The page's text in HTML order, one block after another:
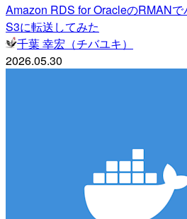
Amazon RDS for OracleのRMAN
S3に転送してみた
千葉 幸宏（チバユキ）
2026.05.30